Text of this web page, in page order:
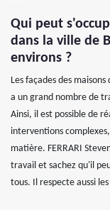
Qui peut
dans la ville de
environs ?
Les façades des
a un grand nombre de
Ainsi, il est possible de
interventions
matière. FERRARI
travail et sachez qu'il
tous. Il respecte aussi